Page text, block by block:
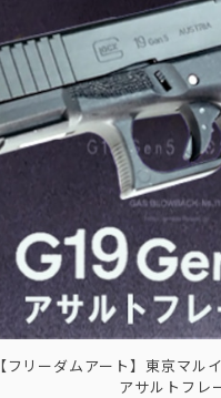
【フリーダムアート】東京マ
アサルトフレ